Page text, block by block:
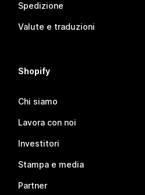
Spedizione
Valute e traduzioni
Shopify
Chi siamo
Lavora con noi
Investitori
Stampa e media
Partner